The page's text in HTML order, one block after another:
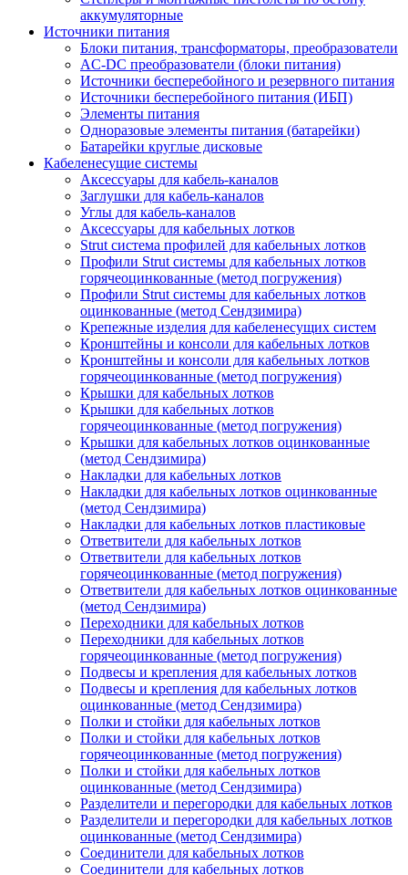
аккумуляторные
Источники питания
Блоки питания, трансформаторы, преобразователи
AC-DC преобразователи (блоки питания)
Источники бесперебойного и резервного питания
Источники бесперебойного питания (ИБП)
Элементы питания
Одноразовые элементы питания (батарейки)
Батарейки круглые дисковые
Кабеленесущие системы
Аксессуары для кабель-каналов
Заглушки для кабель-каналов
Углы для кабель-каналов
Аксессуары для кабельных лотков
Strut система профилей для кабельных лотков
Профили Strut системы для кабельных лотков
горячеоцинкованные (метод погружения)
Профили Strut системы для кабельных лотков
оцинкованные (метод Сендзимира)
Крепежные изделия для кабеленесущих систем
Кронштейны и консоли для кабельных лотков
Кронштейны и консоли для кабельных лотков
горячеоцинкованные (метод погружения)
Крышки для кабельных лотков
Крышки для кабельных лотков
горячеоцинкованные (метод погружения)
Крышки для кабельных лотков оцинкованные
(метод Сендзимира)
Накладки для кабельных лотков
Накладки для кабельных лотков оцинкованные
(метод Сендзимира)
Накладки для кабельных лотков пластиковые
Ответвители для кабельных лотков
Ответвители для кабельных лотков
горячеоцинкованные (метод погружения)
Ответвители для кабельных лотков оцинкованные
(метод Сендзимира)
Переходники для кабельных лотков
Переходники для кабельных лотков
горячеоцинкованные (метод погружения)
Подвесы и крепления для кабельных лотков
Подвесы и крепления для кабельных лотков
оцинкованные (метод Сендзимира)
Полки и стойки для кабельных лотков
Полки и стойки для кабельных лотков
горячеоцинкованные (метод погружения)
Полки и стойки для кабельных лотков
оцинкованные (метод Сендзимира)
Разделители и перегородки для кабельных лотков
Разделители и перегородки для кабельных лотков
оцинкованные (метод Сендзимира)
Соединители для кабельных лотков
Соединители для кабельных лотков